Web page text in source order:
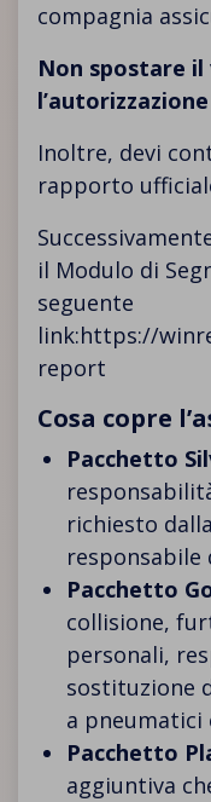
compagnia
Non spostare il
Inoltre, devi
rapporto
il Modulo di
seguente
link:https://
report
Cosa copre
Pacchetto
richiesto
Pacchetto
collisione,
personali,
sostituzione
a pneumatici
Pacchetto
aggiuntiva